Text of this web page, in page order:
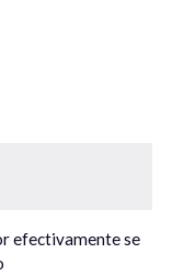
efectivamente se